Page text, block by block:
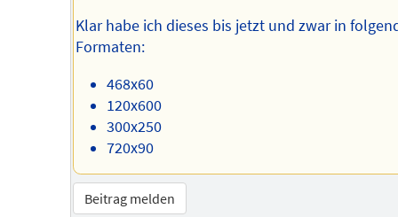
Klar habe ich dieses bis jetzt und zwar in
Formaten:
468x60
120x600
300x250
720x90
Beitrag melden